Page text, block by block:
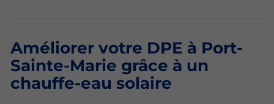
Améliorer votre DPE à Port-
Sainte-Marie grâce à un
chauffe-eau solaire